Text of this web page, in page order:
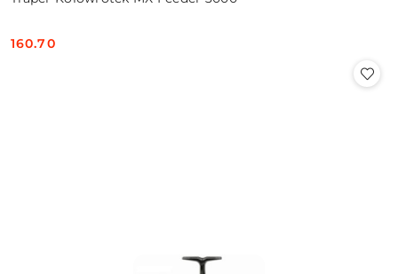
Cena:
160.70